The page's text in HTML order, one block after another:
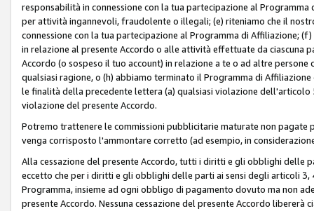
responsabilità in connessione con la tua partecipazione al
per attività ingannevoli, fraudolente o illegali; (e) riteniamo che il
connessione con la tua partecipazione al Programma di Affiliazione;
in relazione al presente Accordo o alle attività effettuate da ciascuna
Accordo (o sospeso il tuo account) in relazione a te o ad altre
qualsiasi ragione, o (h) abbiamo terminato il Programma di
le finalità della precedente lettera (a) qualsiasi violazione
violazione del presente Accordo.
Potremo trattenere le commissioni pubblicitarie maturate non
venga corrisposto l'ammontare corretto (ad esempio, in
Alla cessazione del presente Accordo, tutti i diritti e gli obblighi delle
eccetto che per i diritti e gli obblighi delle parti ai sensi degli articoli
Programma, insieme ad ogni obbligo di pagamento dovuto ma non
presente Accordo. Nessuna cessazione del presente Accordo